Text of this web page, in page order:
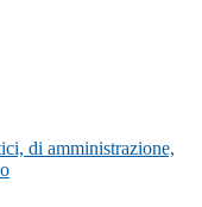
di amministrazione,